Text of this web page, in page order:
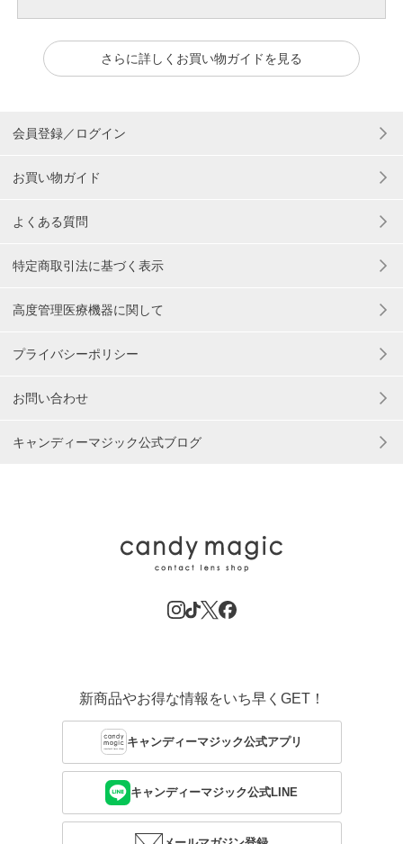
さらに詳しくお買い物ガイドを見る
会員登録／ログイン
お買い物ガイド
よくある質問
特定商取引法に基づく表示
高度管理医療機器に関して
プライバシーポリシー
お問い合わせ
キャンディーマジック公式ブログ
新商品やお得な情報をいち早くGET！
キャンディーマジック公式アプリ
キャンディーマジック公式LINE